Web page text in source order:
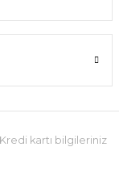
kartı bilgileriniz